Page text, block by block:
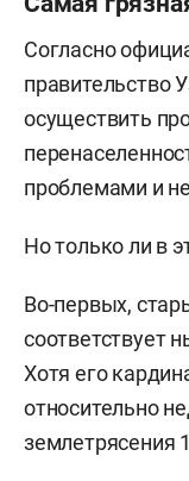
Согласно
правительство
осуществить
проблемами и
Но только ли в
Во-первых,
соответствует
Хотя его
относительно
землетрясения